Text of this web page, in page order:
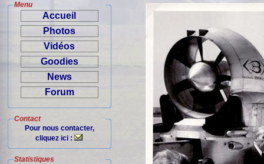
Menu
Accueil
Photos
Vidéos
Goodies
News
Forum
Contact
Pour nous contacter,
cliquez ici :
Statistiques